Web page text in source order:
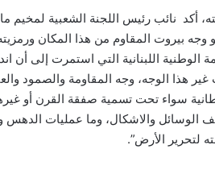
أكد نائب رئيس اللجنة الشعبية لمخيم
وجه بيروت المقاوم من هذا المكان
الوطنية اللبنانية التي استمرت إلى أن
غير هذا الوجه، وجه المقاومة والصمود
سواء تحت تسمية صفقة القرن أو
الوسائل والاشكال، وما عمليات الدهس
لتحرير الأرض”.